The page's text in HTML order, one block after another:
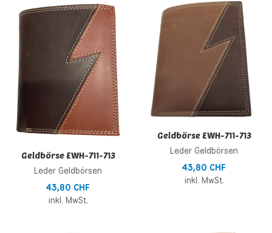
Zur Wunschliste hinzufügen
Zur Vergleichsliste hinzufügen
Schnellansicht
Geldbörse EWH-711-713
Leder Geldbörsen
43,80 CHF
inkl. MwSt.
Geldbörse EWH-711-713
Leder Geldbörsen
43,80 CHF
inkl. MwSt.